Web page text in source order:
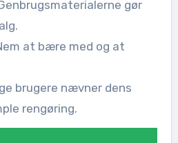
gør
at bære med og at
brugere nævner dens
rengøring.